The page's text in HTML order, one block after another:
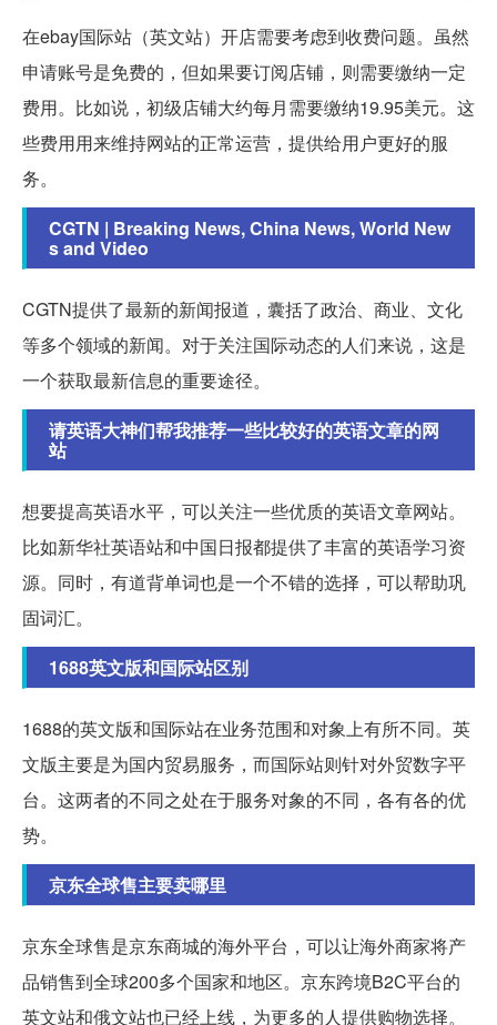
在ebay国际站（英文站）开店需要考虑到收费问题。虽然
申请账号是免费的，但如果要订阅店铺，则需要缴纳一定
费用。比如说，初级店铺大约每月需要缴纳19.95美元。这
些费用用来维持网站的正常运营，提供给用户更好的服
务。
CGTN | Breaking News, China News, World New
s and Video
CGTN提供了最新的新闻报道，囊括了政治、商业、文化
等多个领域的新闻。对于关注国际动态的人们来说，这是
一个获取最新信息的重要途径。
请英语大神们帮我推荐一些比较好的英语文章的网
站
想要提高英语水平，可以关注一些优质的英语文章网站。
比如新华社英语站和中国日报都提供了丰富的英语学习资
源。同时，有道背单词也是一个不错的选择，可以帮助巩
固词汇。
1688英文版和国际站区别
1688的英文版和国际站在业务范围和对象上有所不同。英
文版主要是为国内贸易服务，而国际站则针对外贸数字平
台。这两者的不同之处在于服务对象的不同，各有各的优
势。
京东全球售主要卖哪里
京东全球售是京东商城的海外平台，可以让海外商家将产
品销售到全球200多个国家和地区。京东跨境B2C平台的
英文站和俄文站也已经上线，为更多的人提供购物选择。